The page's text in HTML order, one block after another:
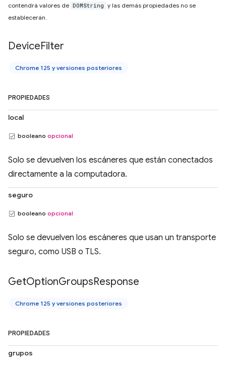
contendrá valores de DOMString y las demás propiedades no se
establecerán.
DeviceFilter
Chrome 125 y versiones posteriores
PROPIEDADES
local
booleano opcional
Solo se devuelven los escáneres que están conectados
directamente a la computadora.
seguro
booleano opcional
Solo se devuelven los escáneres que usan un transporte
seguro, como USB o TLS.
GetOptionGroupsResponse
Chrome 125 y versiones posteriores
PROPIEDADES
grupos